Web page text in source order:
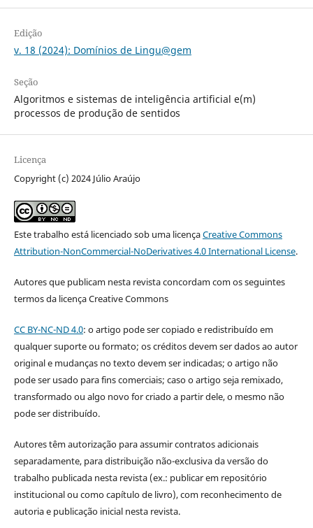
Edição
v. 18 (2024): Domínios de Lingu@gem
Seção
Algoritmos e sistemas de inteligência artificial e(m)
processos de produção de sentidos
Licença
Copyright (c) 2024 Júlio Araújo
Este trabalho está licenciado sob uma licençaCreative Commons
Attribution-NonCommercial-NoDerivatives 4.0 International License.
Autores que publicam nesta revista concordam com os seguintes
termos da licença Creative Commons
CC BY-NC-ND 4.0: o artigo pode ser copiado e redistribuído em
qualquer suporte ou formato; os créditos devem ser dados ao autor
original e mudanças no texto devem ser indicadas; o artigo não
pode ser usado para fins comerciais; caso o artigo seja remixado,
transformado ou algo novo for criado a partir dele, o mesmo não
pode ser distribuído.
Autores têm autorização para assumir contratos adicionais
separadamente, para distribuição não-exclusiva da versão do
trabalho publicada nesta revista (ex.: publicar em repositório
institucional ou como capítulo de livro), com reconhecimento de
autoria e publicação inicial nesta revista.